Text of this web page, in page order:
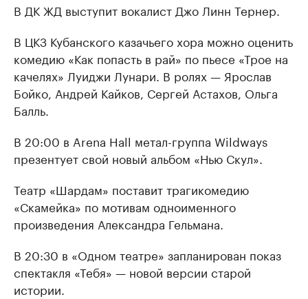
В ДК ЖД выступит вокалист Джо Линн Тернер.
В ЦКЗ Кубанского казачьего хора можно оценить
комедию «Как попасть в рай» по пьесе «Трое на
качелях» Луиджи Лунари. В ролях — Ярослав
Бойко, Андрей Кайков, Сергей Астахов, Ольга
Балль.
В 20:00 в Arena Hall метал-группа Wildways
презентует свой новый альбом «Нью Скул».
Театр «Шардам» поставит трагикомедию
«Скамейка» по мотивам одноименного
произведения Александра Гельмана.
В 20:30 в «Одном театре» запланирован показ
спектакля «Тебя» — новой версии старой
истории.